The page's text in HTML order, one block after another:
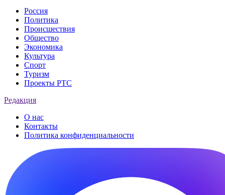
Россия
Политика
Происшествия
Общество
Экономика
Культура
Спорт
Туризм
Проекты РТС
Редакция
О нас
Контакты
Политика конфиденциальности